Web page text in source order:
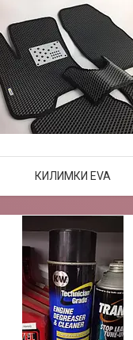
КИЛИМКИ EVA